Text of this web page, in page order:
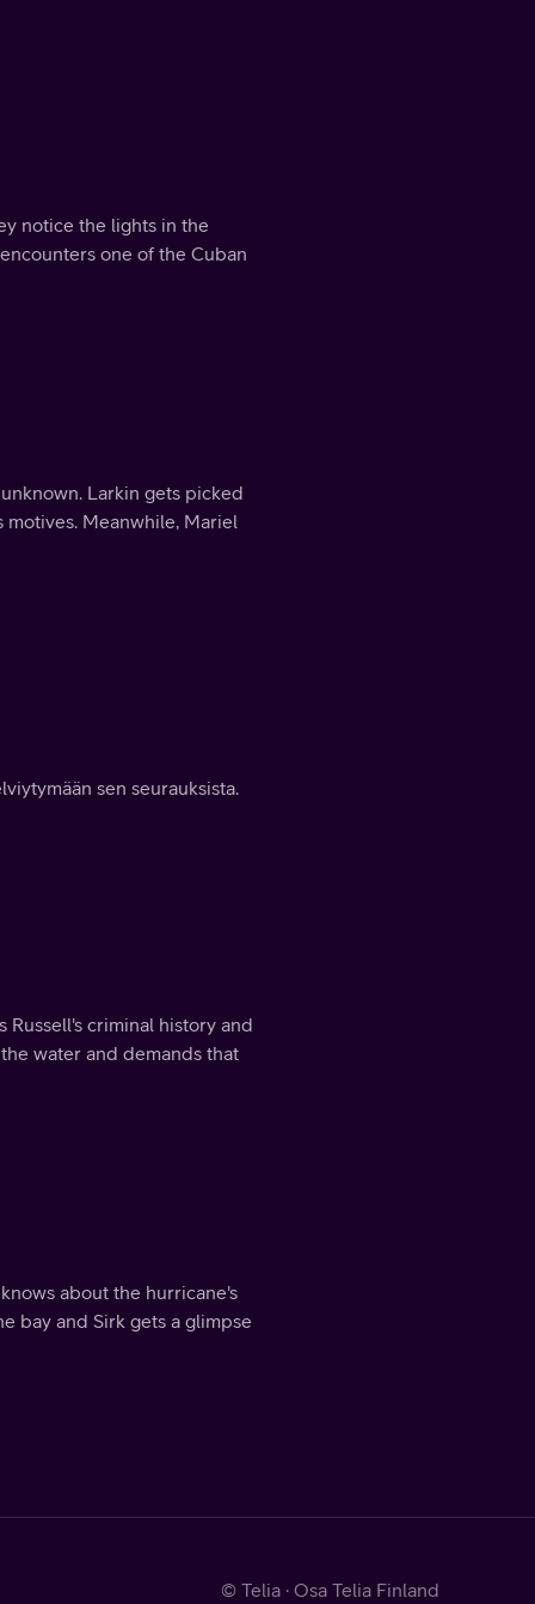
notice the lights in the
one of the Cuban
Larkin gets picked
Meanwhile, Mariel
sen seurauksista.
criminal history and
water and demands that
about the hurricane's
bay and Sirk gets a glimpse
© Telia · Osa Telia Finland